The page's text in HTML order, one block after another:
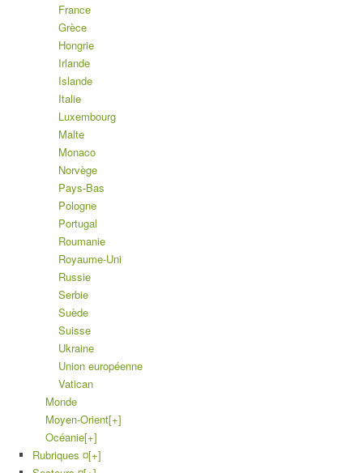
France
Grèce
Hongrie
Irlande
Islande
Italie
Luxembourg
Malte
Monaco
Norvège
Pays-Bas
Pologne
Portugal
Roumanie
Royaume-Uni
Russie
Serbie
Suède
Suisse
Ukraine
Union européenne
Vatican
Monde
Moyen-Orient[+]
Océanie[+]
Rubriques ¤[+]